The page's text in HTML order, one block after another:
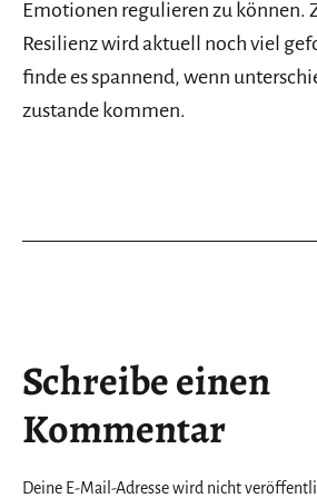
Emotionen regulieren zu können.
Resilienz wird aktuell noch viel
finde es spannend, wenn
zustande kommen.
Schreibe einen
Kommentar
Deine E-Mail-Adresse wird nicht